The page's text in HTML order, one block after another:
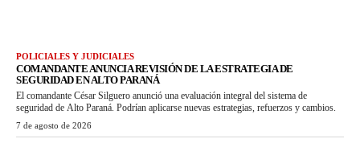
POLICIALES Y JUDICIALES
COMANDANTE ANUNCIA REVISIÓN DE LA ESTRATEGIA DE
SEGURIDAD EN ALTO PARANÁ
El comandante César Silguero anunció una evaluación integral del sistema de
seguridad de Alto Paraná. Podrían aplicarse nuevas estrategias, refuerzos y cambios.
7 de agosto de 2026